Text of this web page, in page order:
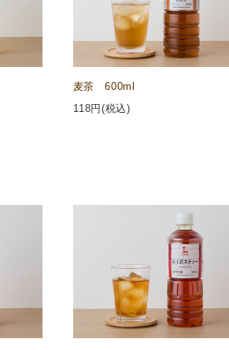
麦茶 600ml
118円(税込)